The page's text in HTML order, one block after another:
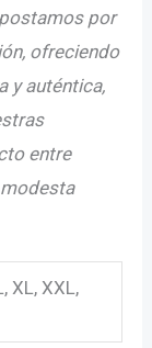
por
ofreciendo
y auténtica,
entre
XL, XXL,